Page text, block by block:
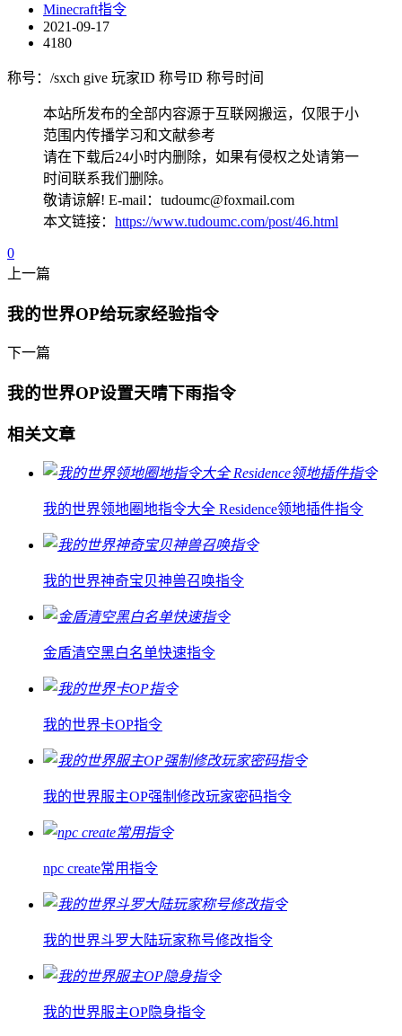
Minecraft指令
2021-09-17
4180
称号：/sxch give 玩家ID 称号ID 称号时间
本站所发布的全部内容源于互联网搬运，仅限于小
范围内传播学习和文献参考
请在下载后24小时内删除，如果有侵权之处请第一
时间联系我们删除。
敬请谅解! E-mail：tudoumc@foxmail.com
本文链接： https://www.tudoumc.com/post/46.html
0
上一篇
我的世界OP给玩家经验指令
下一篇
我的世界OP设置天晴下雨指令
相关文章
我的世界领地圈地指令大全 Residence领地插件指令
我的世界神奇宝贝神兽召唤指令
金盾清空黑白名单快速指令
我的世界卡OP指令
我的世界服主OP强制修改玩家密码指令
npc create常用指令
我的世界斗罗大陆玩家称号修改指令
我的世界服主OP隐身指令